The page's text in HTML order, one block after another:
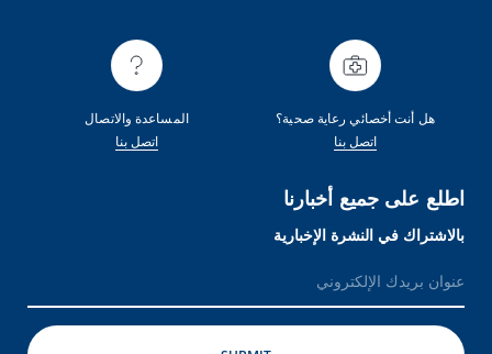
هل أنت أخصائي رعاية صحية؟
اتصل بنا
المساعدة والاتصال
اتصل بنا
اطلع على جميع أخبارنا
بالاشتراك في النشرة الإخبارية